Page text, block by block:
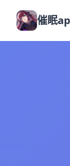
催眠